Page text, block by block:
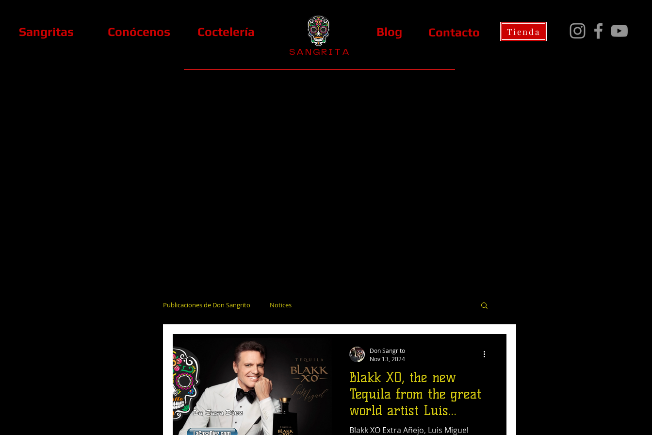
Sangritas Conócenos Coctelería Blog Contacto Tienda
S A N G R I T A
Publicaciones de Don Sangrito Notices
Blakk XO, the new
Tequila from the great
world artist Luis
Miguel
Blakk XO Extra Añejo, Luis Miguel
Don Sangrito
Nov 13, 2024